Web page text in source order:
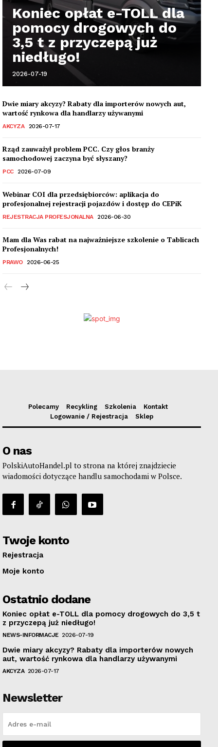
Koniec opłat e-TOLL dla
pomocy drogowych do
3,5 t z przyczepą już
niedługo!
2026-07-19
Dwie miary akcyzy? Rabaty dla importerów nowych aut,
wartość rynkowa dla handlarzy używanymi
AKCYZA 2026-07-17
Rząd zauważył problem PCC. Czy głos branży
samochodowej zaczyna być słyszany?
PCC 2026-07-09
Webinar COI dla przedsiębiorców: aplikacja do
profesjonalnej rejestracji pojazdów i dostęp do CEPiK
REJESTRACJA PROFESJONALNA 2026-06-30
Mam dla Was rabat na najważniejsze szkolenie o Tablicach
Profesjonalnych!
PRAWO 2026-06-25
Polecamy Recykling Szkolenia
Kontakt
Logowanie / Rejestracja
Sklep
O nas
PolskiAutoHandel.pl to strona na której znajdziecie
wiadomości dotyczące handlu samochodami w Polsce.
Twoje konto
Rejestracja
Moje konto
Ostatnio dodane
Koniec opłat e-TOLL dla pomocy drogowych do 3,5 t
z przyczepą już niedługo!
NEWS-INFORMACJE 2026-07-19
Dwie miary akcyzy? Rabaty dla importerów nowych
aut, wartość rynkowa dla handlarzy używanymi
AKCYZA 2026-07-17
Newsletter